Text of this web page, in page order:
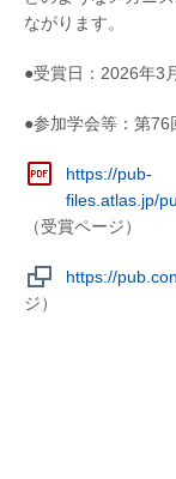
ながります。
●受賞日：2026年3
●参加学会等：第76
https://pub-
files.atlas.jp/
（受賞ページ）
https://
ジ）